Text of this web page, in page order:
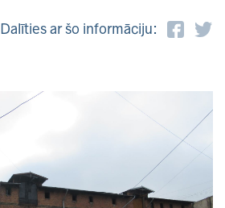
Dalīties ar šo informāciju: